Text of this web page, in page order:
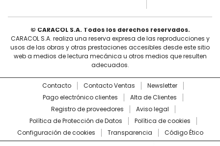
© CARACOL S.A. Todos los derechos reservados.
CARACOL S.A. realiza una reserva expresa de las reproducciones y
usos de las obras y otras prestaciones accesibles desde este sitio
web a medios de lectura mecánica u otros medios que resulten
adecuados.
Contacto Contacto Ventas
Newsletter
Pago electrónico clientes
Alta de Clientes
Registro de proveedores
Aviso legal
Política de Protección de Datos
Política de cookies
Configuración de cookies
Transparencia Código Ético